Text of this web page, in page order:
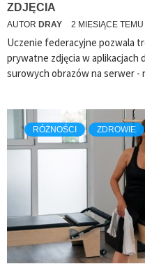
ZDJĘCIA
AUTOR DRAY 2 MIESIĄCE TEMU
Uczenie federacyjne pozwala
prywatne zdjęcia w aplikacjach
surowych obrazów na serwer -
RÓŻNOŚCI ZDROWIE